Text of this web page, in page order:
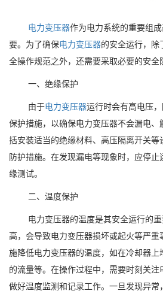
电力变压器作为电力系统的重要组
要。为了确保电力变压器的安全运行，除
全操作规范之外，还需要采取必要的安全
一、绝缘保护
由于电力变压器运行时会有高电压
保护措施，以确保电力变压器不会漏电、
括安装适当的绝缘材料、高压隔离开关等
防护措施。在发现漏电等现象时，应停止
缘测试。
二、温度保护
电力变压器的温度是其安全运行的
高，会导致电力变压器损坏或起火等严
施降低电力变压器的温度，如在冷却器
的流量等。在操作过程中，需要时刻关注
做好温度监测和记录工作。一旦发现异常